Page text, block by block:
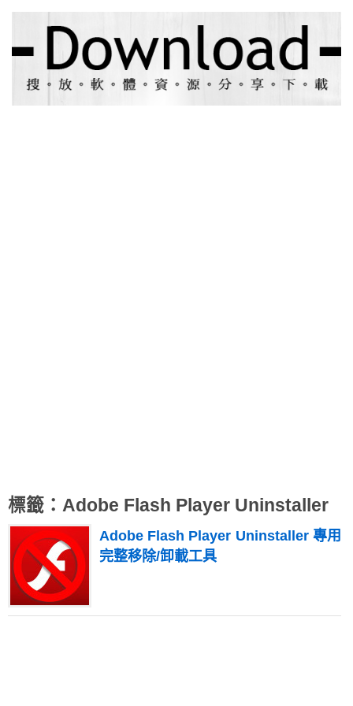
標籤：Adobe Flash Player Uninstaller
Adobe Flash Player Uninstaller 專用
完整移除/卸載工具